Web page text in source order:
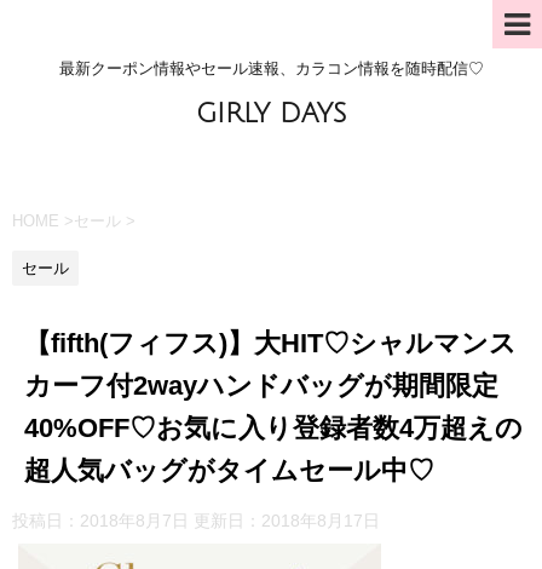
最新クーポン情報やセール速報、カラコン情報を随時配信♡
GIRLY DAYS
HOME >セール >
セール
【fifth(フィフス)】大HIT♡シャルマンス
カーフ付2wayハンドバッグが期間限定
40%OFF♡お気に入り登録者数4万超えの
超人気バッグがタイムセール中♡
投稿日：2018年8月7日 更新日： 2018年8月17日